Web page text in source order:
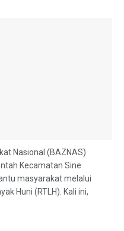
Nasional (BAZNAS)
Kecamatan Sine
masyarakat melalui
Huni (RTLH). Kali ini,